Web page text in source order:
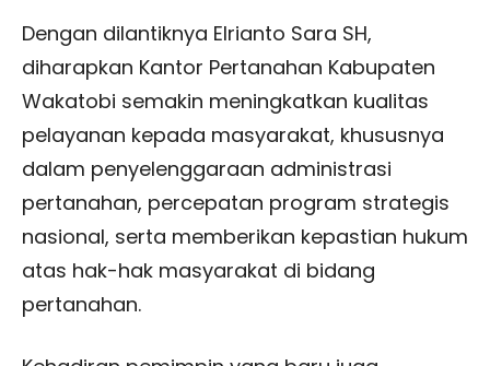
Dengan dilantiknya Elrianto Sara SH,
diharapkan Kantor Pertanahan Kabupaten
Wakatobi semakin meningkatkan kualitas
pelayanan kepada masyarakat, khususnya
dalam penyelenggaraan administrasi
pertanahan, percepatan program strategis
nasional, serta memberikan kepastian hukum
atas hak-hak masyarakat di bidang
pertanahan.